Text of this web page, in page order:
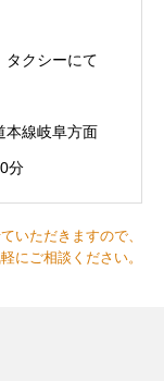
クシーにて
線岐阜方面
分
いただきますので、
にご相談ください。